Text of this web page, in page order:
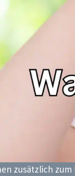
zusätzlich